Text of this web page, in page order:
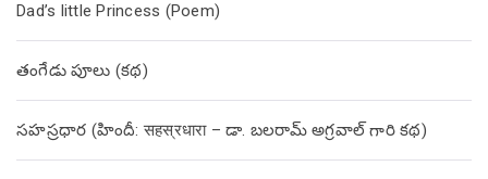
Dad’s little Princess (Poem)
తంగేడు పూలు (క‌థ‌)
సహస్రధార (హిందీ: सहस्रधारा – డా. బలరామ్ అగ్రవాల్ గారి కథ)